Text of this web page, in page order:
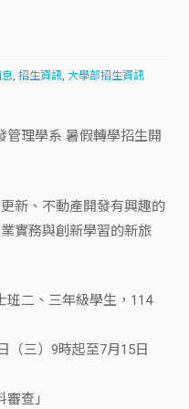
息,招生資訊, 大學部招生資訊
管理學系 暑假轉學招生開
新、不動產開發有興趣的
實務與創新學習的新旅
班二、三年級學生，114
（三）9時起至7月15日
查」